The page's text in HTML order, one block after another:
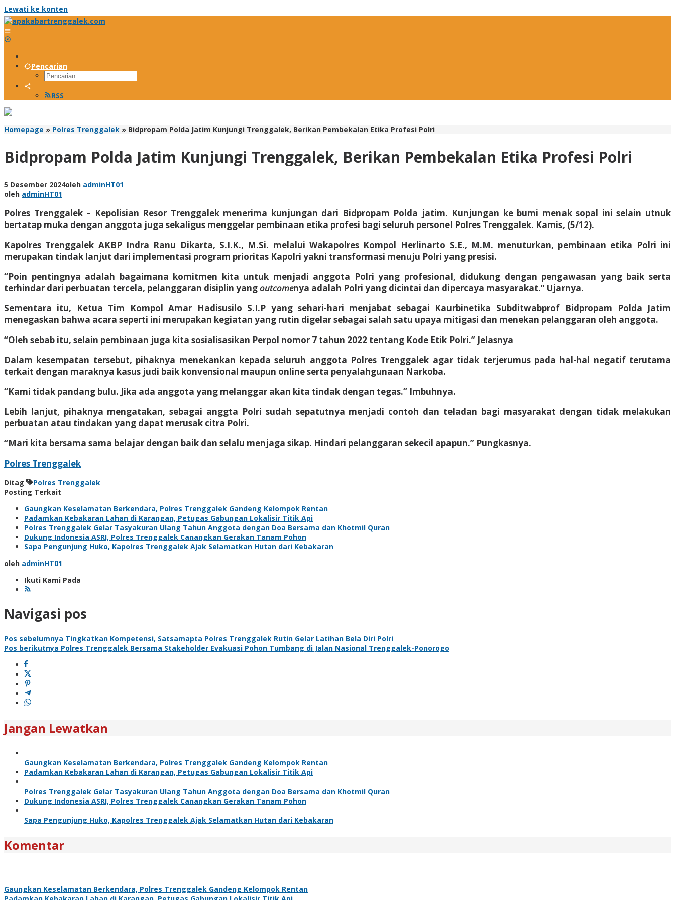
Lewati ke konten
Pencarian
RSS
Homepage » Polres Trenggalek » Bidpropam Polda Jatim Kunjungi Trenggalek, Berikan Pembekalan Etika Profesi Polri
Bidpropam Polda Jatim Kunjungi Trenggalek, Berikan Pembekalan Etika Profesi Polri
5 Desember 2024oleh adminHT01
oleh adminHT01
Polres Trenggalek – Kepolisian Resor Trenggalek menerima kunjungan dari Bidpropam Polda jatim. Kunjungan ke bumi menak sopal ini selain utnuk
bertatap muka dengan anggota juga sekaligus menggelar pembinaan etika profesi bagi seluruh personel Polres Trenggalek. Kamis, (5/12).
Kapolres Trenggalek AKBP Indra Ranu Dikarta, S.I.K., M.Si. melalui Wakapolres Kompol Herlinarto S.E., M.M. menuturkan, pembinaan etika Polri ini
merupakan tindak lanjut dari implementasi program prioritas Kapolri yakni transformasi menuju Polri yang presisi.
“Poin pentingnya adalah bagaimana komitmen kita untuk menjadi anggota Polri yang profesional, didukung dengan pengawasan yang baik serta
terhindar dari perbuatan tercela, pelanggaran disiplin yangoutcomenya adalah Polri yang dicintai dan dipercaya masyarakat.” Ujarnya.
Sementara itu, Ketua Tim Kompol Amar Hadisusilo S.I.P yang sehari-hari menjabat sebagai Kaurbinetika Subditwabprof Bidpropam Polda Jatim
menegaskan bahwa acara seperti ini merupakan kegiatan yang rutin digelar sebagai salah satu upaya mitigasi dan menekan pelanggaran oleh anggota.
“Oleh sebab itu, selain pembinaan juga kita sosialisasikan Perpol nomor 7 tahun 2022 tentang Kode Etik Polri.” Jelasnya
Dalam kesempatan tersebut, pihaknya menekankan kepada seluruh anggota Polres Trenggalek agar tidak terjerumus pada hal-hal negatif terutama
terkait dengan maraknya kasus judi baik konvensional maupun online serta penyalahgunaan Narkoba.
“Kami tidak pandang bulu. Jika ada anggota yang melanggar akan kita tindak dengan tegas.” Imbuhnya.
Lebih lanjut, pihaknya mengatakan, sebagai anggta Polri sudah sepatutnya menjadi contoh dan teladan bagi masyarakat dengan tidak melakukan
perbuatan atau tindakan yang dapat merusak citra Polri.
“Mari kita bersama sama belajar dengan baik dan selalu menjaga sikap. Hindari pelanggaran sekecil apapun.” Pungkasnya.
Polres Trenggalek
Ditag
Polres Trenggalek
Posting Terkait
Gaungkan Keselamatan Berkendara, Polres Trenggalek Gandeng Kelompok Rentan
Padamkan Kebakaran Lahan di Karangan, Petugas Gabungan Lokalisir Titik Api
Polres Trenggalek Gelar Tasyakuran Ulang Tahun Anggota dengan Doa Bersama dan Khotmil Quran
Dukung Indonesia ASRI, Polres Trenggalek Canangkan Gerakan Tanam Pohon
Sapa Pengunjung Huko, Kapolres Trenggalek Ajak Selamatkan Hutan dari Kebakaran
oleh adminHT01
Ikuti Kami Pada
Navigasi pos
Pos sebelumnya Tingkatkan Kompetensi, Satsamapta Polres Trenggalek Rutin Gelar Latihan Bela Diri Polri
Pos berikutnya Polres Trenggalek Bersama Stakeholder Evakuasi Pohon Tumbang di Jalan Nasional Trenggalek-Ponorogo
Jangan Lewatkan
Gaungkan Keselamatan Berkendara, Polres Trenggalek Gandeng Kelompok Rentan
Padamkan Kebakaran Lahan di Karangan, Petugas Gabungan Lokalisir Titik Api
Polres Trenggalek Gelar Tasyakuran Ulang Tahun Anggota dengan Doa Bersama dan Khotmil Quran
Dukung Indonesia ASRI, Polres Trenggalek Canangkan Gerakan Tanam Pohon
Sapa Pengunjung Huko, Kapolres Trenggalek Ajak Selamatkan Hutan dari Kebakaran
Komentar
Gaungkan Keselamatan Berkendara, Polres Trenggalek Gandeng Kelompok Rentan